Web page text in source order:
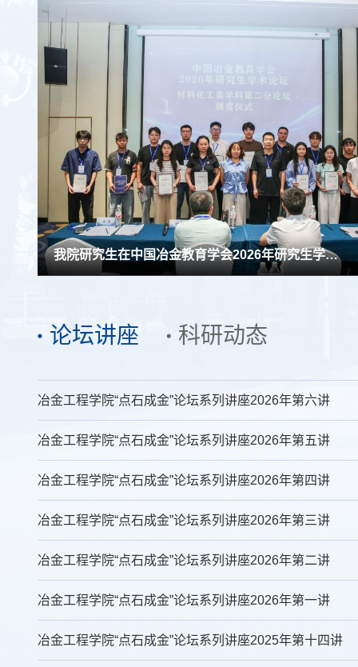
学院“探钢青年团”赴南京钢铁集团开展暑期研学实践
论坛讲座 科研动态
冶金工程学院“点石成金”论坛系列讲座2026年第六讲
冶金工程学院“点石成金”论坛系列讲座2026年第五讲
冶金工程学院“点石成金”论坛系列讲座2026年第四讲
冶金工程学院“点石成金”论坛系列讲座2026年第三讲
冶金工程学院“点石成金”论坛系列讲座2026年第二讲
冶金工程学院“点石成金”论坛系列讲座2026年第一讲
冶金工程学院“点石成金”论坛系列讲座2025年第十四讲